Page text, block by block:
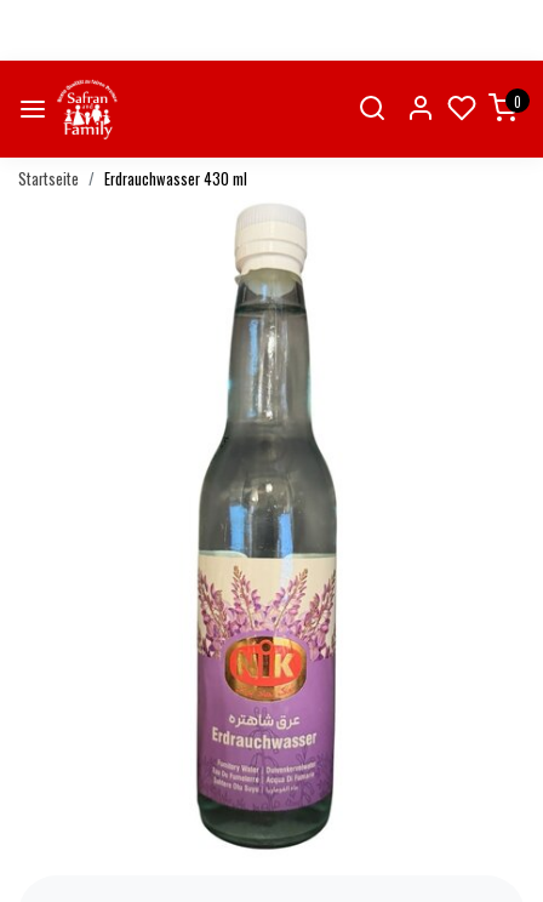
0
Startseite Erdrauchwasser 430 ml